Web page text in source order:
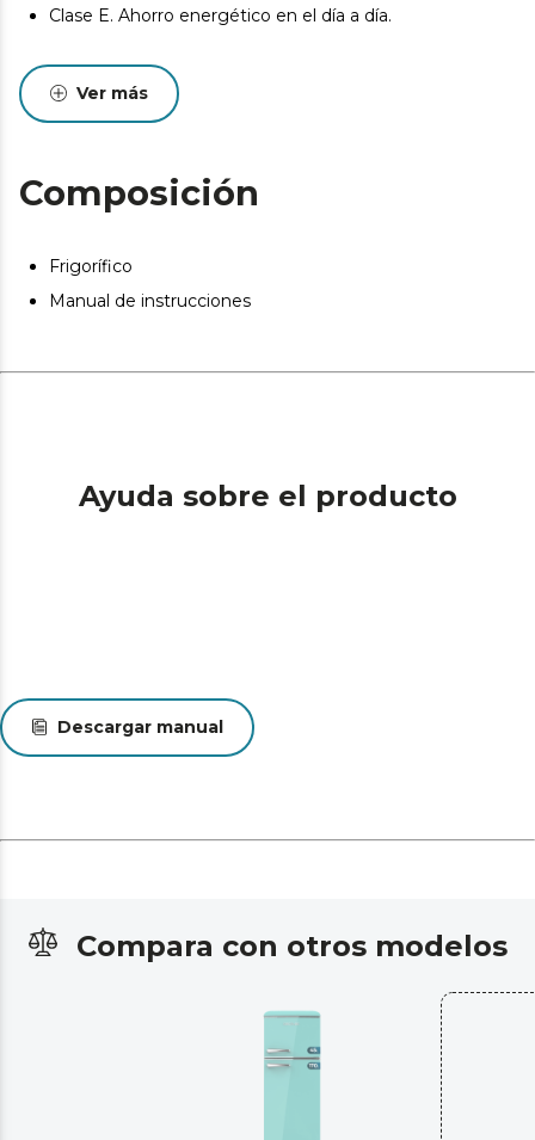
Clase E. Ahorro energético en el día a día.
Ver más
Composición
Frigorífico
Manual de instrucciones
Ayuda sobre el producto
Descargar manual
Compara con otros modelos